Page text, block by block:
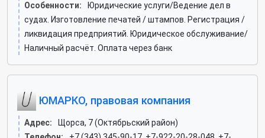
Особенности:
Юридические услуги/Ведение дел в
судах. Изготовление печатей / штампов. Регистрация /
ликвидация предприятий. Юридическое обслуживание/
Наличный расчёт. Оплата через банк
ЮМАРКО, правовая компания
Адрес:
Щорса, 7 (Октябрьский район)